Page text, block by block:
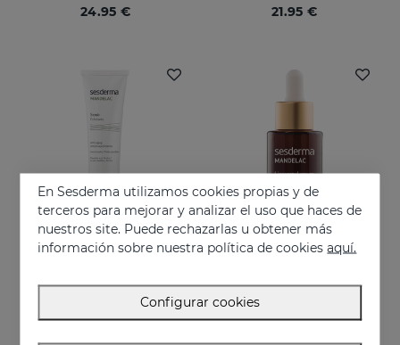
24.95 € 21.95 €
MANDELAC Scrub
24.95 € 52.95 €
En Sesderma utilizamos cookies propias y de
terceros para mejorar y analizar el uso que haces de
nuestros site. Puede rechazarlas u obtener más
información sobre nuestra política de cookiesaquí.
Configurar cookies